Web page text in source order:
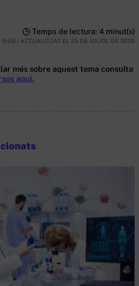
Temps de lectura: 4 minut(s)
8:05 / ACTUALITZAT EL 25 DE JULIOL DE 2025
més sobre aquest tema consulta
aquí.